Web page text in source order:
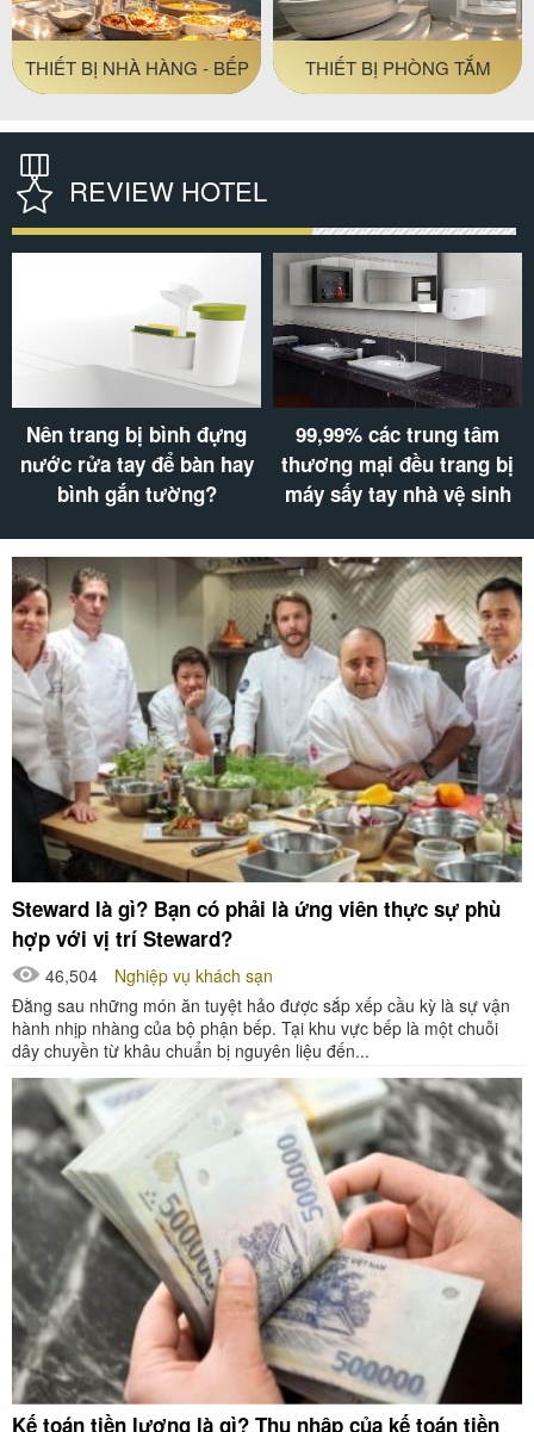
ĐỒ AMENITIES KHÁCH
SẠN
THIẾT BỊ VỆ SINH
REVIEW HOTEL
99,99% các trung tâm
thương mại đều trang bị
máy sấy tay nhà vệ sinh
Khách sạn không có máy
sấy tóc: Điểm trừ chất
lượng phục vụ
Steward là gì? Bạn có phải là ứng viên thực sự phù
hợp với vị trí Steward?
46,504
Nghiệp vụ khách sạn
Đằng sau những món ăn tuyệt hảo được sắp xếp cầu kỳ là sự vận
hành nhịp nhàng của bộ phận bếp. Tại khu vực bếp là một chuỗi
dây chuyền từ khâu chuẩn bị nguyên liệu đến...
Kế toán tiền lương là gì? Thu nhập của kế toán tiền